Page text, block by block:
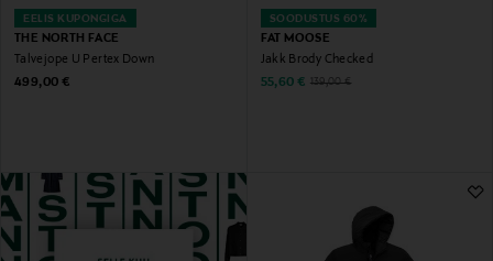
EELIS KUPONGIGA
THE NORTH FACE
Talvejope U Pertex Down
Original Price
499,00 €
SOODUSTUS 60%
FAT MOOSE
Jakk Brody Checked
Discounted Price
55,60 € Original Price
139,00 €